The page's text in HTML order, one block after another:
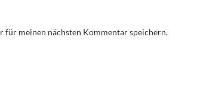
für meinen nächsten Kommentar speichern.